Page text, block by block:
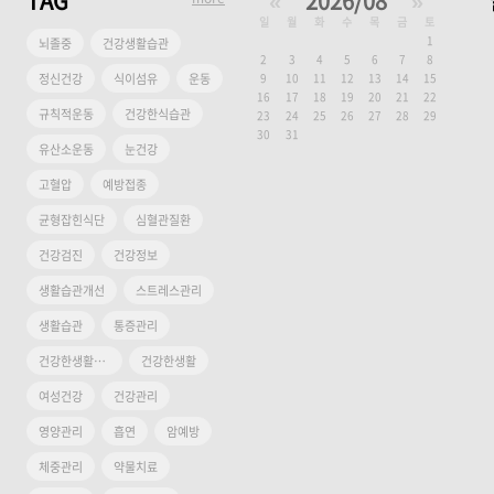
뇌졸중
건강생활습관
정신건강
식이섬유
운동
규칙적운동
건강한식습관
유산소운동
눈건강
고혈압
예방접종
균형잡힌식단
심혈관질환
건강검진
건강정보
생활습관개선
스트레스관리
생활습관
통증관리
건강한생활습관
건강한생활
여성건강
건강관리
영양관리
흡연
암예방
체중관리
약물치료
일 월 화 수 목 금
토
1
2
3 4 5 6 7
8
9
10 11 12 13 14
15
16
17 18 19 20 21
22
23
24 25 26 27 28
29
30
31